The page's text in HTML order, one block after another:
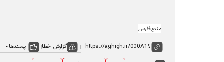
منبع:فارس
گزارش خطا پسندها0